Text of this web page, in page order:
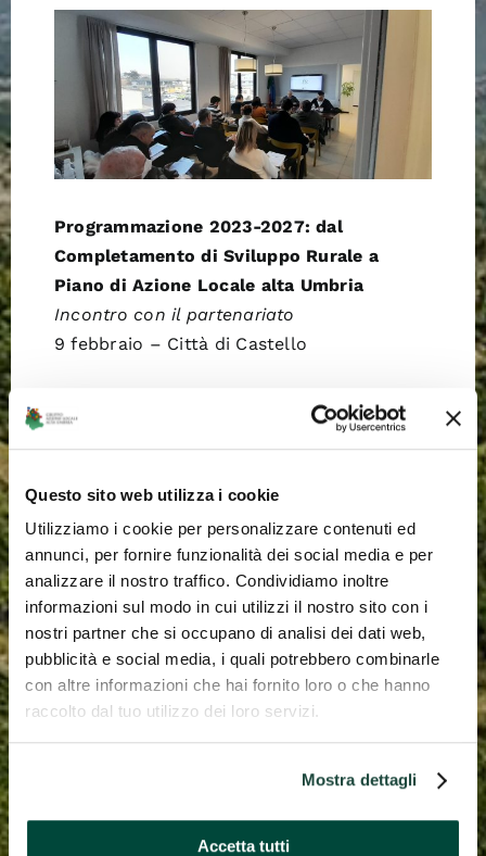
Questo sito web utilizza i cookie
Utilizziamo i cookie per personalizzare contenuti ed
annunci, per fornire funzionalità dei social media e per
analizzare il nostro traffico. Condividiamo inoltre
informazioni sul modo in cui utilizzi il nostro sito con i
nostri partner che si occupano di analisi dei dati web,
pubblicità e social media, i quali potrebbero combinarle
con altre informazioni che hai fornito loro o che hanno
raccolto dal tuo utilizzo dei loro servizi.
Mostra dettagli
Accetta tutti
Programmazione 2023-2027:dal
Completamento di Sviluppo Rurale a
Piano di Azione Locale alta Umbria
Incontro con il partenariato
9 febbraio – Città di Castello
Gubbio